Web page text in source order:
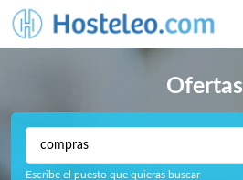
Ofertas
Escribe el puesto que quieras buscar